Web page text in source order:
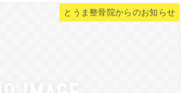
とうま整骨院からのお知らせ